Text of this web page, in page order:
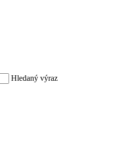
Hledaný výraz